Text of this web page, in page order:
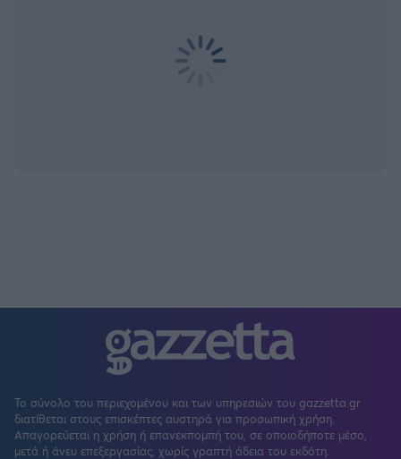
Το σύνολο του περιεχομένου και των υπηρεσιών του gazzetta.gr
διατίθεται στους επισκέπτες αυστηρά για προσωπική χρήση.
Απαγορεύεται η χρήση ή επανεκπομπή του, σε οποιοδήποτε μέσο,
μετά ή άνευ επεξεργασίας, χωρίς γραπτή άδεια του εκδότη.